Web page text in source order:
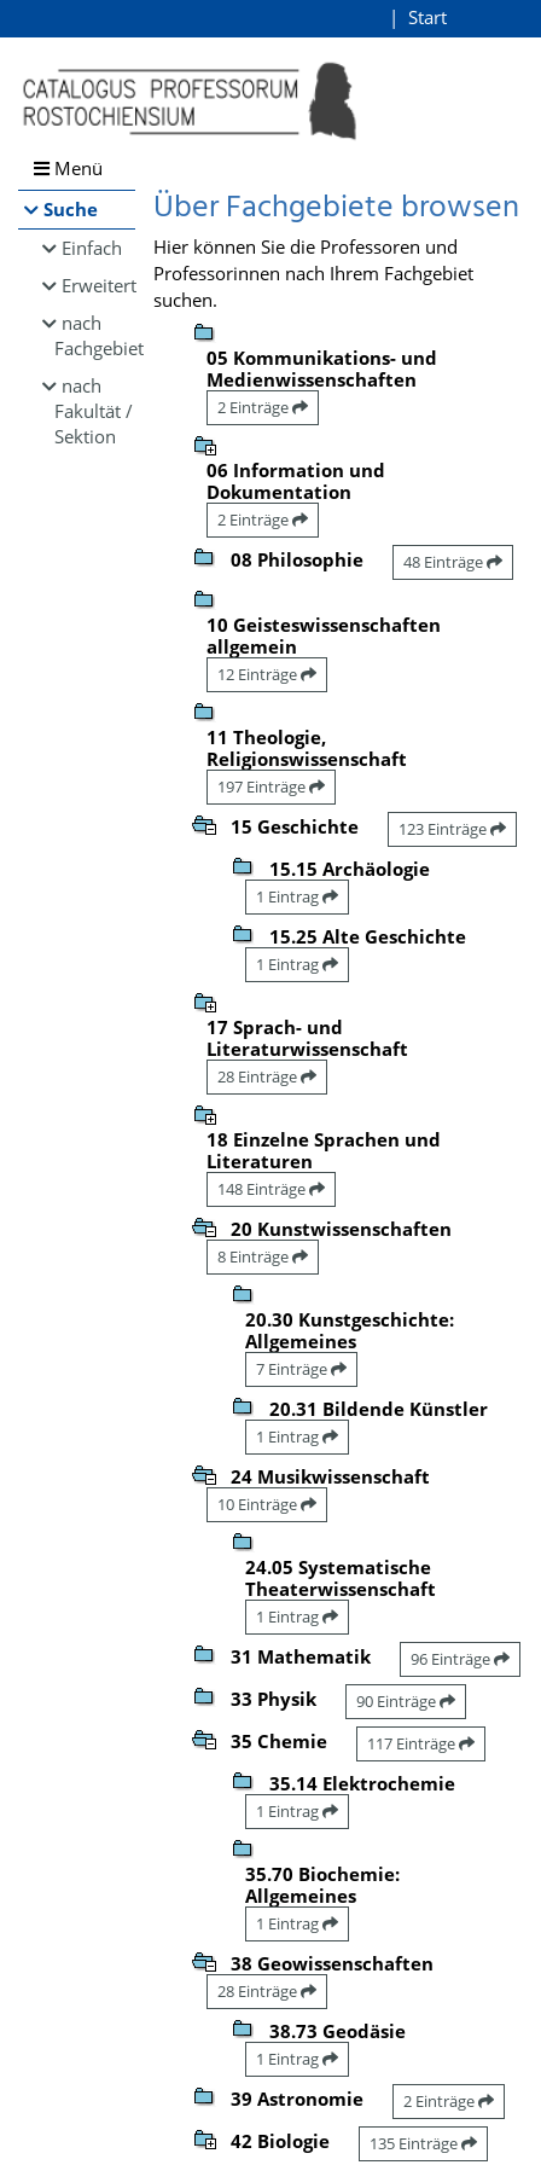
Browsen
direkt zum Inhalt
Start
Menü
Suche
Einfach
Erweitert
nach
Fachgebiet
nach
Fakultät /
Sektion
Über Fachgebiete browsen
Hier können Sie die Professoren und
Professorinnen nach Ihrem Fachgebiet
suchen.
05 Kommunikations- und
Medienwissenschaften
2 Einträge
06 Information und
Dokumentation
2 Einträge
08 Philosophie 48 Einträge
10 Geisteswissenschaften
allgemein
12 Einträge
11 Theologie,
Religionswissenschaft
197 Einträge
15 Geschichte 123 Einträge
15.15 Archäologie
1 Eintrag
15.25 Alte Geschichte
1 Eintrag
17 Sprach- und
Literaturwissenschaft
28 Einträge
18 Einzelne Sprachen und
Literaturen
148 Einträge
20 Kunstwissenschaften
8 Einträge
20.30 Kunstgeschichte:
Allgemeines
7 Einträge
20.31 Bildende Künstler
1 Eintrag
24 Musikwissenschaft
10 Einträge
24.05 Systematische
Theaterwissenschaft
1 Eintrag
31 Mathematik 96 Einträge
33 Physik 90 Einträge
35 Chemie 117 Einträge
35.14 Elektrochemie
1 Eintrag
35.70 Biochemie:
Allgemeines
1 Eintrag
38 Geowissenschaften
28 Einträge
38.73 Geodäsie
1 Eintrag
39 Astronomie 2 Einträge
42 Biologie 135 Einträge